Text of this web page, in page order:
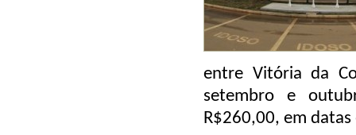
entre Vitória da
setembro e
R$260,00, em datas